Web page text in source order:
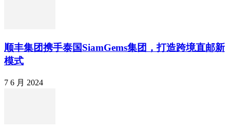
顺丰集团携手泰国SiamGems集团，打造跨境直邮新
模式
7 6 月 2024